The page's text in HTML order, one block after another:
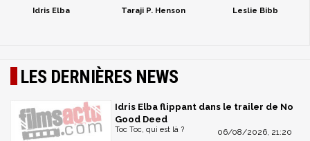
Idris Elba Taraji P. Henson Leslie Bibb
LES DERNIÈRES NEWS
Idris Elba flippant dans le trailer de No
Good Deed
06/08/2026, 21:20
Toc Toc, qui est là ?